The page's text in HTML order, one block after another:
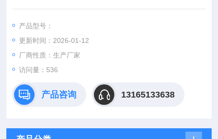
（GB/T 15831-2006）、《钢板冲压扣件》（JG3061-1999）等
扩展能力，适配建筑领域相关配件的测试需求。
产品型号：
更新时间：2026-01-12
厂商性质：生产厂家
访问量：536
产品咨询 13165133638